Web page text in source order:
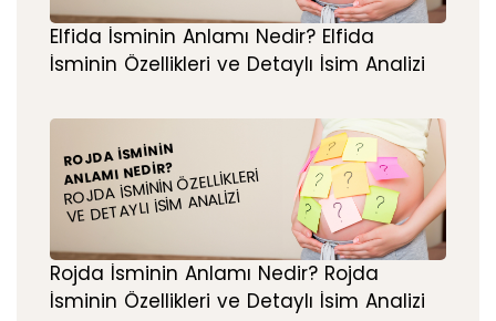
Elfida İsminin Anlamı Nedir? Elfida
İsminin Özellikleri ve Detaylı İsim Analizi
ROJDA İSMININ
ANLAMI NEDIR?
ROJDA İSMININ ÖZELLIKLERI
VE DETAYLI İSIM ANALIZI
Rojda İsminin Anlamı Nedir? Rojda
İsminin Özellikleri ve Detaylı İsim Analizi